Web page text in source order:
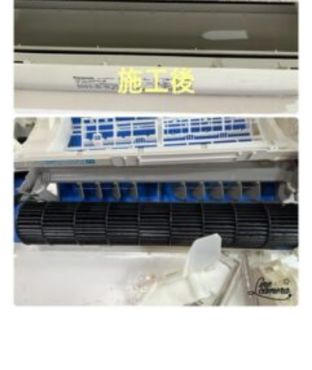
ご予約・お問い合わせ
0120-396-620